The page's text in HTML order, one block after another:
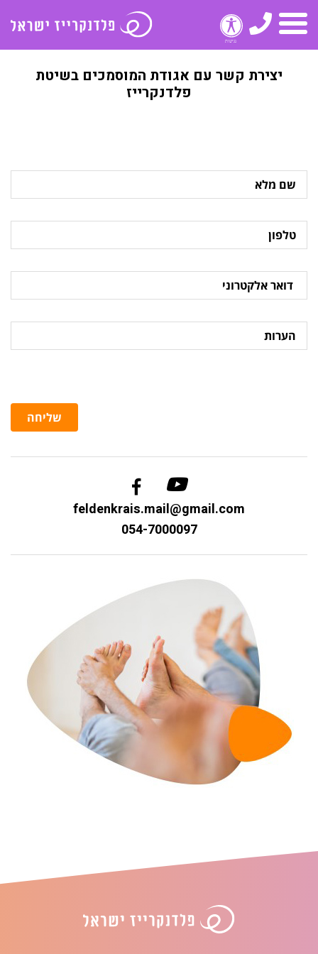
תפריט
טלפון
יצירת קשר עם אגודת המוסמכים בשיטת
פלדנקרייז
מלא
טלפון
אלקטרוני
הערות
שליחה
feldenkrais.mail@gmail.com
054-7000097